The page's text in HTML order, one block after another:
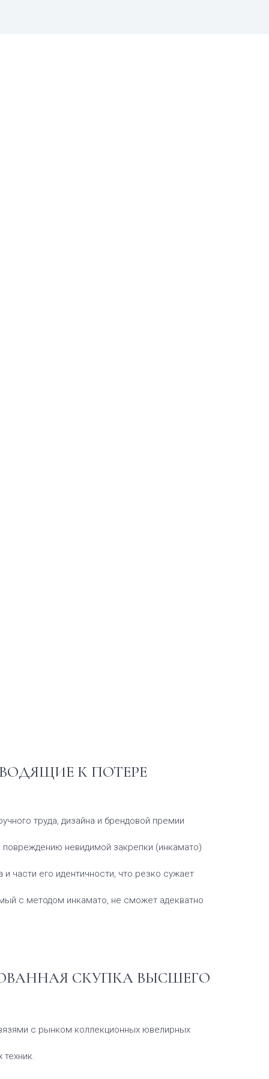
К ПОТЕРЕ
труда, дизайна и брендовой премии
невидимой закрепки (инкамато)
части его идентичности, что резко сужает
с методом инкамато, не сможет адекватно
СКУПКА ВЫСШЕГО
с рынком коллекционных ювелирных